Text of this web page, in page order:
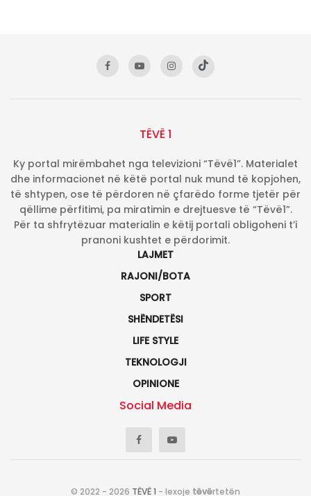
TËVË 1
Ky portal mirëmbahet nga televizioni “Tëvë1”. Materialet
dhe informacionet në këtë portal nuk mund të kopjohen,
të shtypen, ose të përdoren në çfarëdo forme tjetër për
qëllime përfitimi, pa miratimin e drejtuesve të “Tëvë1”.
Për ta shfrytëzuar materialin e këtij portali obligoheni t’i
pranoni kushtet e përdorimit.
LAJMET
RAJONI/BOTA
SPORT
SHËNDETËSI
LIFE STYLE
TEKNOLOGJI
OPINIONE
Social Media
© 2022 - 2026 TËVË 1 - lexoje tëvërtetën